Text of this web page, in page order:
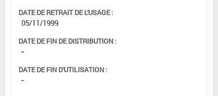
DATE DE RETRAIT DE L'USAGE :
05/11/1999
DATE DE FIN DE DISTRIBUTION :
-
DATE DE FIN D'UTILISATION :
-